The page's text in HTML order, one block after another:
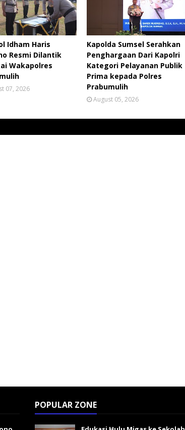
Idham Haris
Resmi Dilantik
Wakapolres
07, 2026
Kapolda Sumsel Serahkan
Penghargaan Dari Kapolri
Kategori Pelayanan Publik
Prima kepada Polres
Prabumulih
August 05, 2026
POPULAR ZONE